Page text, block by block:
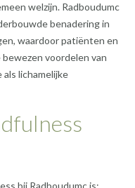
welzijn. Radboudumc
benadering in
waardoor patiënten en
voordelen van
lichamelijke